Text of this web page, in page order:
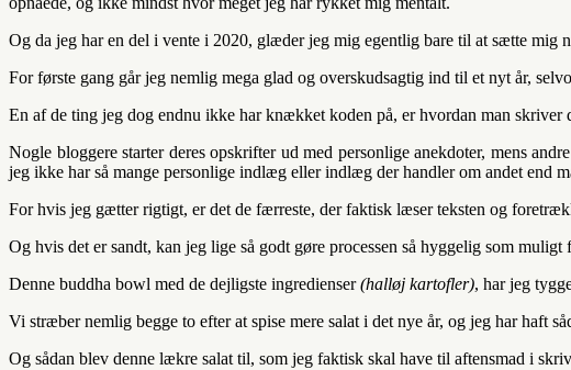
Og da jeg har en del i vente i 2020, glæder jeg mig egentlig bare til at sætte mig
For første gang går jeg nemlig mega glad og overskudsagtig ind til et nyt år,
En af de ting jeg dog endnu ikke har knækket koden på, er hvordan man
Nogle bloggere starter deres opskrifter ud med personlige anekdoter, mens
jeg ikke har så mange personlige indlæg eller indlæg der handler om andet end
For hvis jeg gætter rigtigt, er det de færreste, der faktisk læser teksten og
Og hvis det er sandt, kan jeg lige så godt gøre processen så hyggelig som
Denne buddha bowl med de dejligste ingredienser(halløj kartofler), har jeg
Vi stræber nemlig begge to efter at spise mere salat i det nye år, og jeg har haft
Og sådan blev denne lækre salat til, som jeg faktisk skal have til aftensmad i